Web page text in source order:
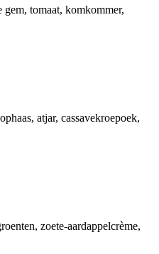
tomaat, komkommer,
atjar, cassavekroepoek,
zoete-aardappelcrème,